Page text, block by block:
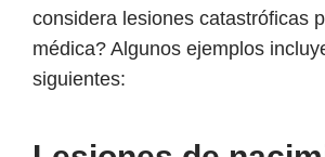
considera lesiones catastróficas
médica? Algunos ejemplos
siguientes: